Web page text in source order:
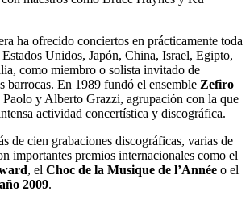
ha ofrecido conciertos en prácticamente toda
Unidos, Japón, China, Israel, Egipto,
como miembro o solista invitado de
barrocas. En 1989 fundó el ensemble Zefiro
Paolo y Alberto Grazzi, agrupación con la que
actividad concertística y discográfica.
de cien grabaciones discográficas, varias de
importantes premios internacionales como el
, el Choc de la Musique de l’Année o el
2009.